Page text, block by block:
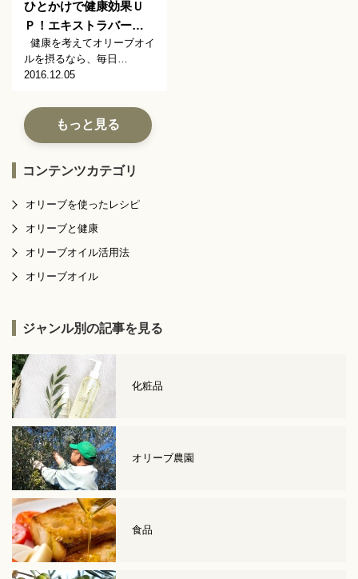
ひとかけで健康効果Ｕ
Ｐ！エキストラバー…
健康を考えてオリーブオイ
ルを摂るなら、毎日…
2016.12.05
もっと見る
コンテンツカテゴリ
オリーブを使ったレシピ
オリーブと健康
オリーブオイル活用法
オリーブオイル
ジャンル別の記事を見る
化粧品
オリーブ農園
食品